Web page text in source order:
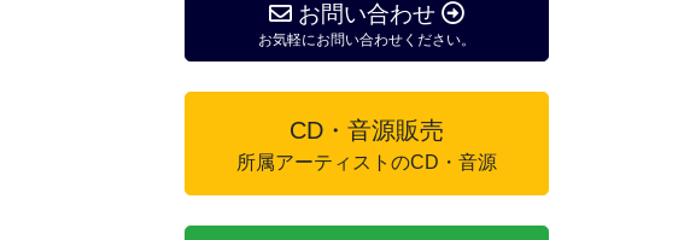
お問い合わせ
お気軽にお問い合わせください。
CD・音源販売
所属アーティストのCD・音源